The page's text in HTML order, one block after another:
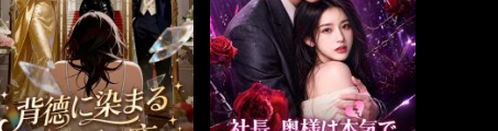
第37話 第38話 第39話